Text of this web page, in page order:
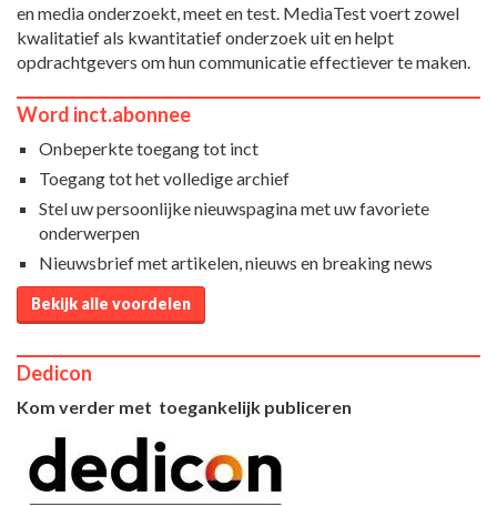
en media onderzoekt, meet en test. MediaTest voert zowel
kwalitatief als kwantitatief onderzoek uit en helpt
opdrachtgevers om hun communicatie effectiever te maken.
Word inct.abonnee
Onbeperkte toegang tot inct
Toegang tot het volledige archief
Stel uw persoonlijke nieuwspagina met uw favoriete
onderwerpen
Nieuwsbrief met artikelen, nieuws en breaking news
Bekijk alle voordelen
Dedicon
Kom verder met toegankelijk publiceren